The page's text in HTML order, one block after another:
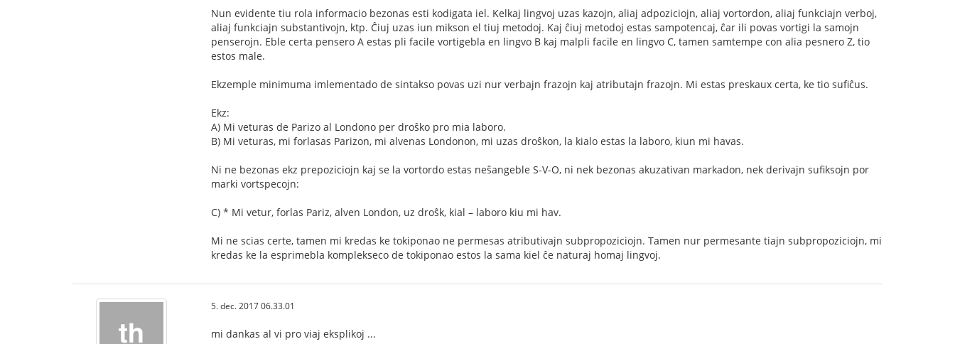
Nun evidente tiu rola informacio bezonas esti kodigata iel. Kelkaj lingvoj uzas kazojn, aliaj adpoziciojn, aliaj vortordon, aliaj funkciajn verboj,
aliaj funkciajn substantivojn, ktp. Ĉiuj uzas iun mikson el tiuj metodoj. Kaj ĉiuj metodoj estas sampotencaj, ĉar ili povas vortigi la samojn
penserojn. Eble certa pensero A estas pli facile vortigebla en lingvo B kaj malpli facile en lingvo C, tamen samtempe con alia pesnero Z, tio
estos male.
Ekzemple minimuma imlementado de sintakso povas uzi nur verbajn frazojn kaj atributajn frazojn. Mi estas preskaux certa, ke tio sufiĉus.
Ekz:
A) Mi veturas de Parizo al Londono per droŝko pro mia laboro.
B) Mi veturas, mi forlasas Parizon, mi alvenas Londonon, mi uzas droŝkon, la kialo estas la laboro, kiun mi havas.
Ni ne bezonas ekz prepoziciojn kaj se la vortordo estas neŝangeble S-V-O, ni nek bezonas akuzativan markadon, nek derivajn sufiksojn por
marki vortspecojn:
C) * Mi vetur, forlas Pariz, alven London, uz droŝk, kial – laboro kiu mi hav.
Mi ne scias certe, tamen mi kredas ke tokiponao ne permesas atributivajn subpropoziciojn. Tamen nur permesante tiajn subpropoziciojn, mi
kredas ke la esprimebla komplekseco de tokiponao estos la sama kiel ĉe naturaj homaj lingvoj.
5. dec. 2017 06.33.01
mi dankas al vi pro viaj eksplikoj ...